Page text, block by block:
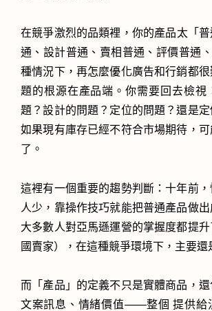
在競爭激烈的品類裡，你的產品太「
通、設計普通、賣相普通、評價普通
種情況下，再怎麼優化廣告和行銷都
題的根源在產品端。你需要回去檢視
題？設計的問題？定位的問題？還是定
如果現有庫存已經不符合市場期待，
了。
這裡有一個重要的趨勢判斷：十年前
人少，靠操作技巧就能把普通產品做出
大多數人對亞馬遜運營的掌握度都提
國賣家），在這種競爭環境下，主要還
而「產品」的定義不只是實體商品，還
文案訊息、情緒價值——整個 提供給